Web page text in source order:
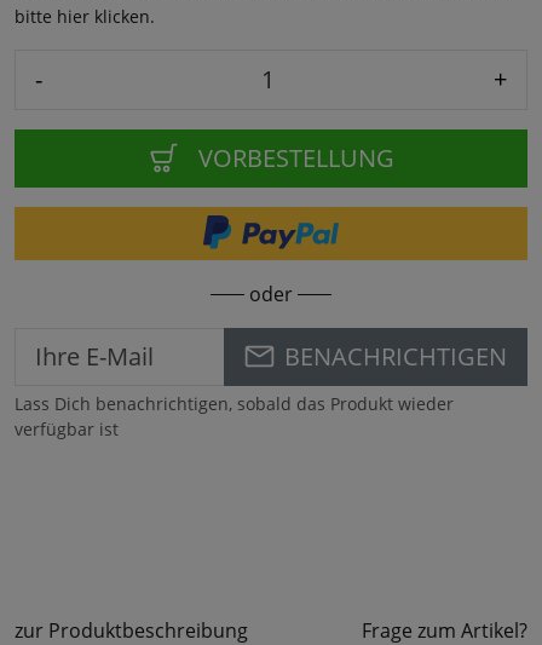
bitte hier klicken.
- +
VORBESTELLUNG
oder
BENACHRICHTIGEN
Lass Dich benachrichtigen, sobald das Produkt wieder
verfügbar ist
zur Produktbeschreibung Frage zum Artikel?